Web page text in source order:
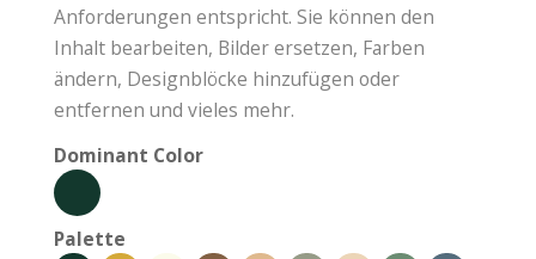
Anforderungen entspricht. Sie können den
Inhalt bearbeiten, Bilder ersetzen, Farben
ändern, Designblöcke hinzufügen oder
entfernen und vieles mehr.
Dominant Color
Palette